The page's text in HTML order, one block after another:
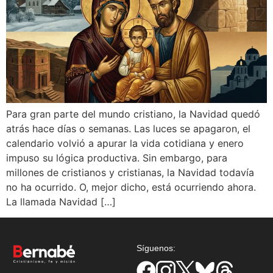
Para gran parte del mundo cristiano, la Navidad quedó
atrás hace días o semanas. Las luces se apagaron, el
calendario volvió a apurar la vida cotidiana y enero
impuso su lógica productiva. Sin embargo, para
millones de cristianos y cristianas, la Navidad todavía
no ha ocurrido. O, mejor dicho, está ocurriendo ahora.
La llamada Navidad […]
Síguenos: